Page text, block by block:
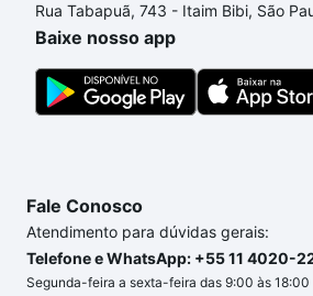
Rua Tabapuã, 743 - Itaim Bibi, São
Baixe nosso app
Fale Conosco
Atendimento para dúvidas gerais:
Telefone e WhatsApp: +55 11 4020-
Segunda-feira a sexta-feira das 9:00 às 18:00